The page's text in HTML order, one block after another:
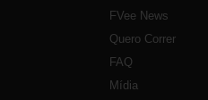
FVee News
Quero Correr
FAQ
Mídia